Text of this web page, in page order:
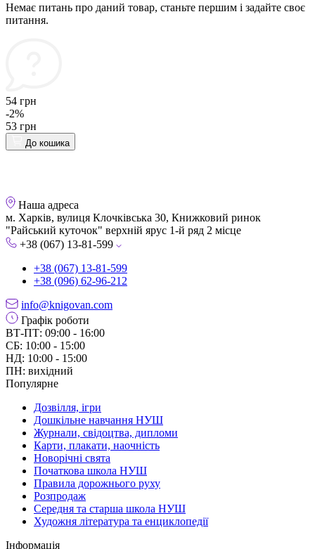
Немає питань про даний товар, станьте першим і задайте своє
питання.
54 грн
-2%
53 грн
До кошика
Наша адреса
м. Харків, вулиця Клочківська 30, Книжковий ринок
"Райський куточок" верхній ярус 1-й ряд 2 місце
+38 (067) 13-81-599
+38 (067) 13-81-599
+38 (096) 62-96-212
info@knigovan.com
Графік роботи
ВТ-ПТ: 09:00 - 16:00
СБ: 10:00 - 15:00
НД: 10:00 - 15:00
ПН: вихідний
Популярне
Дозвілля, ігри
Дошкільне навчання НУШ
Журнали, свідоцтва, дипломи
Карти, плакати, наочність
Новорічні свята
Початкова школа НУШ
Правила дорожнього руху
Розпродаж
Середня та старша школа НУШ
Художня література та енциклопедії
Інформація